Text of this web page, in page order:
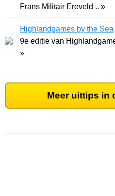
Frans Militair Ereveld .. »
Highlandgames by the Sea
9e editie van
»
Meer uittips in